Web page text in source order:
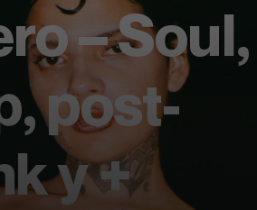
– Soul,
post-
y +